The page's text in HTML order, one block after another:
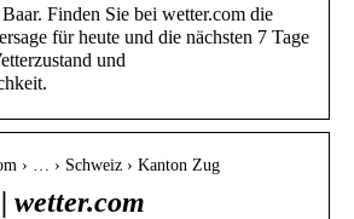
Finden Sie bei wetter.com die
für heute und die nächsten 7 Tage
und
› … › Schweiz › Kanton Zug
wetter.com